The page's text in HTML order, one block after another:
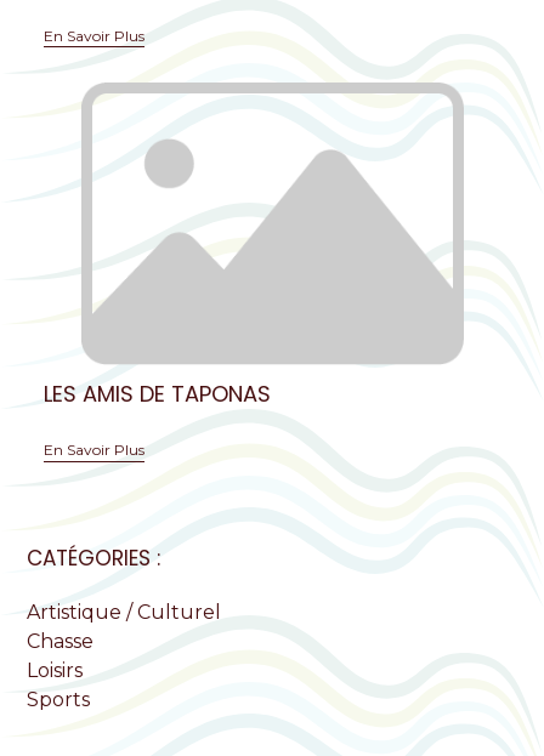
En Savoir Plus
LES AMIS DE TAPONAS
En Savoir Plus
CATÉGORIES :
Artistique / Culturel
Chasse
Loisirs
Sports